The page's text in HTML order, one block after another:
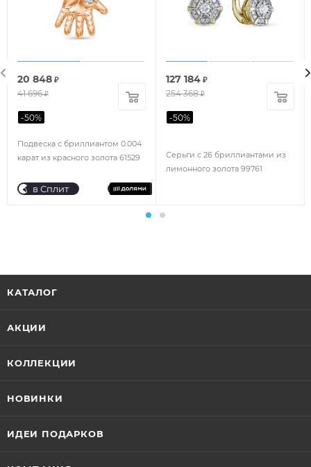
Подвеска с бриллиантом 0.004
карат из красного золота 61529
20 848 ₽
41 696₽
-50%
в Сплит
Серьги с 26 бриллиантами из
лимонного золота 99761
127 184 ₽
254 368₽
-50%
КАТАЛОГ
АКЦИИ
КОЛЛЕКЦИИ
НОВИНКИ
ИДЕИ ПОДАРКОВ